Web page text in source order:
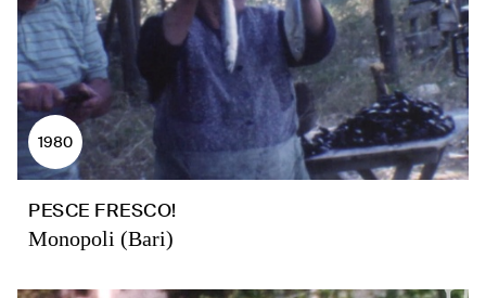
1980
PESCE FRESCO!
Monopoli (Bari)